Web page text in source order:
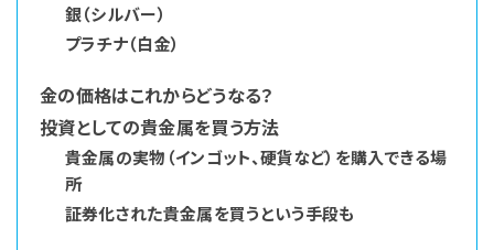
銀（シルバー）
プラチナ（白金）
金の価格はこれからどうなる？
投資としての貴金属を買う方法
貴金属の実物（インゴット、硬貨など）を購入できる場
所
証券化された貴金属を買うという手段も